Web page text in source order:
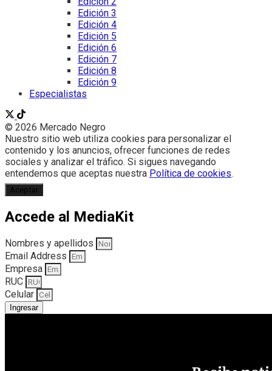
Edición 3
Edición 4
Edición 5
Edición 6
Edición 7
Edición 8
Edición 9
Especialistas
© 2026 Mercado Negro
Nuestro sitio web utiliza cookies para personalizar el
contenido y los anuncios, ofrecer funciones de redes
sociales y analizar el tráfico. Si sigues navegando
entendemos que aceptas nuestra Política de cookies.
Aceptar
Accede al MediaKit
Nombres y apellidos
Email Address
Empresa
RUC
Celular
Ingresar